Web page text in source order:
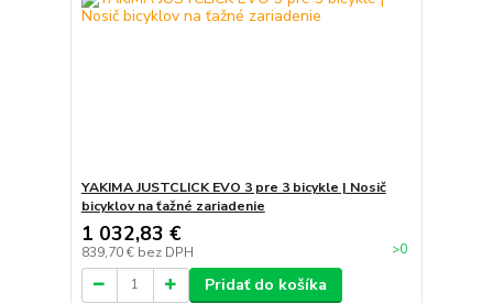
YAKIMA JUSTCLICK EVO 3 pre 3 bicykle | Nosič
bicyklov na ťažné zariadenie
1 032,83 €
839,70 € bez DPH >0
Pridať do košíka